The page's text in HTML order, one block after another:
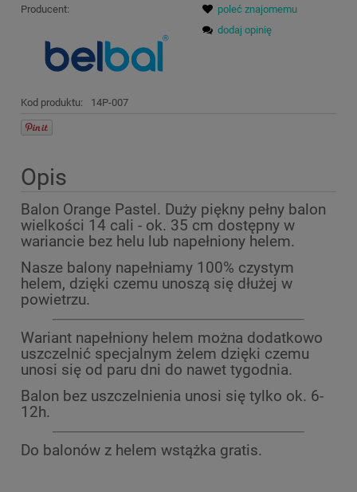
Producent:
Kod produktu: 14P-007
poleć znajomemu
dodaj opinię
Opis
Balon Orange Pastel. Duży piękny pełny balon
wielkości 14 cali - ok. 35 cm dostępny w
wariancie bez helu lub napełniony helem.
Nasze balony napełniamy 100% czystym
helem, dzięki czemu unoszą się dłużej w
powietrzu.
Wariant napełniony helem można dodatkowo
uszczelnić specjalnym żelem dzięki czemu
unosi się od paru dni do nawet tygodnia.
Balon bez uszczelnienia unosi się tylko ok. 6-
12h.
Do balonów z helem wstążka gratis.